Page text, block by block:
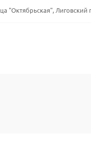
"Октябрьская", Лиговский